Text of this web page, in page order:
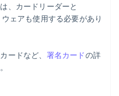
、カードリーダーと
ェアも使用する必要があり
ードなど、 署名カードの詳